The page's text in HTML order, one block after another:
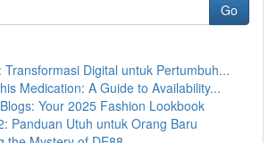
Go
Transformasi Digital untuk Pertumbuh...
Medication: A Guide to Availability...
Your 2025 Fashion Lookbook
Panduan Utuh untuk Orang Baru